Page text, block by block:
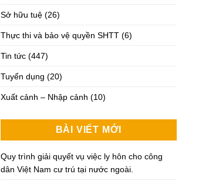
Sở hữu tuệ (26)
Thực thi và bảo vệ quyền SHTT (6)
Tin tức (447)
Tuyển dụng (20)
Xuất cảnh – Nhập cảnh (10)
BÀI VIẾT MỚI
Quy trình giải quyết vụ việc ly hôn cho công
dân Việt Nam cư trú tại nước ngoài.